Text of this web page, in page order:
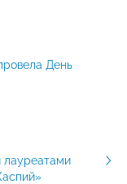
День
лауреатами